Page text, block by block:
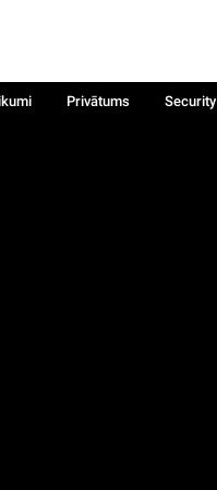
Privātums Security